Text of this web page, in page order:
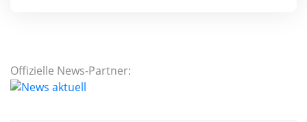
Offizielle News-Partner: